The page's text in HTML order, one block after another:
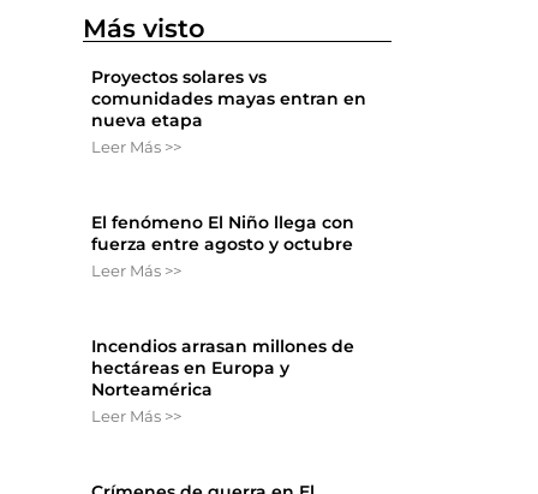
Más visto
Proyectos solares vs
comunidades mayas entran en
nueva etapa
Leer Más >>
El fenómeno El Niño llega con
fuerza entre agosto y octubre
Leer Más >>
Incendios arrasan millones de
hectáreas en Europa y
Norteamérica
Leer Más >>